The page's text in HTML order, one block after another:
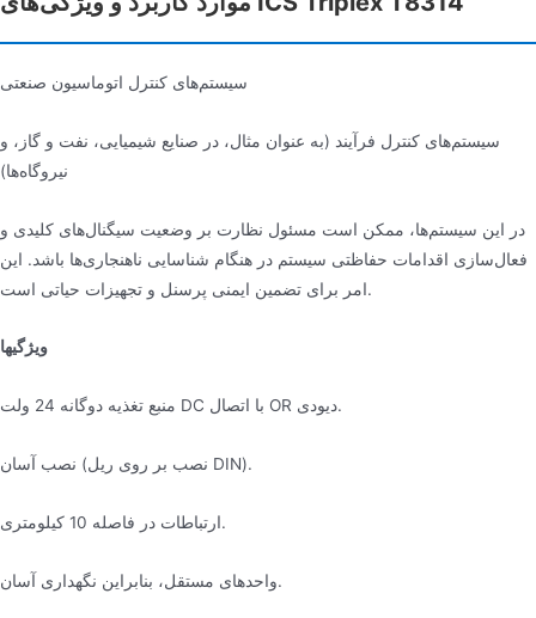
سیستم‌های کنترل اتوماسیون صنعتی
سیستم‌های کنترل فرآیند (به عنوان مثال، در صنایع شیمیایی، نفت و گاز، و
نیروگاه‌ها)
در این سیستم‌ها، ممکن است مسئول نظارت بر وضعیت سیگنال‌های کلیدی و
فعال‌سازی اقدامات حفاظتی سیستم در هنگام شناسایی ناهنجاری‌ها باشد. این
امر برای تضمین ایمنی پرسنل و تجهیزات حیاتی است.
ویژگیها
منبع تغذیه دوگانه 24 ولت DC با اتصال OR دیودی.
نصب آسان (نصب بر روی ریل DIN).
ارتباطات در فاصله 10 کیلومتری.
واحدهای مستقل، بنابراین نگهداری آسان.